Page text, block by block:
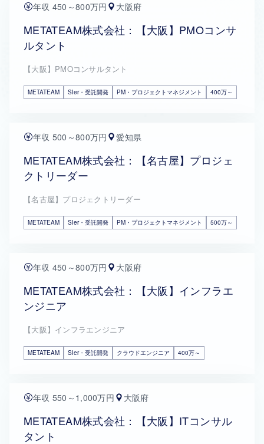
年収 450～800万円 大阪府
METATEAM株式会社：【大阪】PMOコンサ
ルタント
【大阪】PMOコンサルタント
METATEAM SIer・受託開発 PM・プロジェクトマネジメント 400万～
年収 500～800万円 愛知県
METATEAM株式会社：【名古屋】プロジェ
クトリーダー
【名古屋】プロジェクトリーダー
METATEAM SIer・受託開発 PM・プロジェクトマネジメント 500万～
年収 450～800万円 大阪府
METATEAM株式会社：【大阪】インフラエ
ンジニア
【大阪】インフラエンジニア
METATEAM SIer・受託開発 クラウドエンジニア 400万～
年収 550～1,000万円 大阪府
METATEAM株式会社：【大阪】ITコンサル
タント